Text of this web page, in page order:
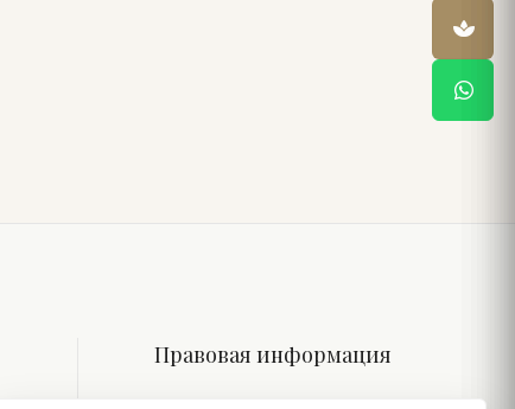
Правовая информация